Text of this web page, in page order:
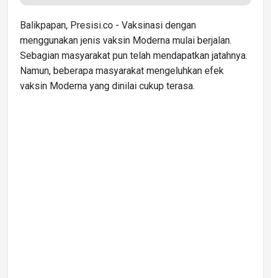
Balikpapan, Presisi.co - Vaksinasi dengan
menggunakan jenis vaksin Moderna mulai berjalan.
Sebagian masyarakat pun telah mendapatkan jatahnya.
Namun, beberapa masyarakat mengeluhkan efek
vaksin Moderna yang dinilai cukup terasa.